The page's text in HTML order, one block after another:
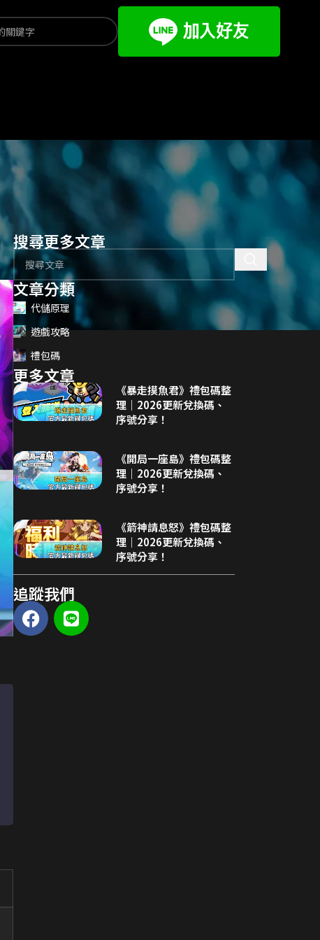
搜尋更多文章
文章分類
代儲原理
遊戲攻略
禮包碼
更多文章
《暴走摸魚君》禮包碼整
理｜2026更新兌換碼、
序號分享！
《開局一座島》禮包碼整
理｜2026更新兌換碼、
序號分享！
《箭神請息怒》禮包碼整
理｜2026更新兌換碼、
序號分享！
追蹤我們